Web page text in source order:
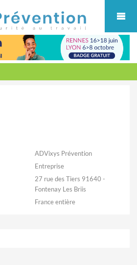
ADVixys Prévention
Entreprise
27 rue des Tiers 91640 -
Fontenay Les Briis